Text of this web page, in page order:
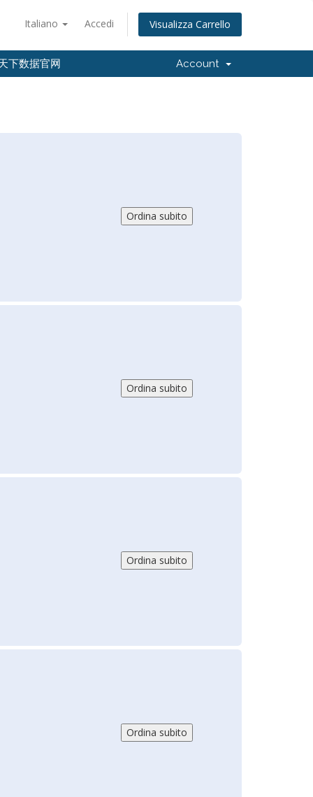
Italiano Accedi Visualizza Carrello
下数据官网 Account